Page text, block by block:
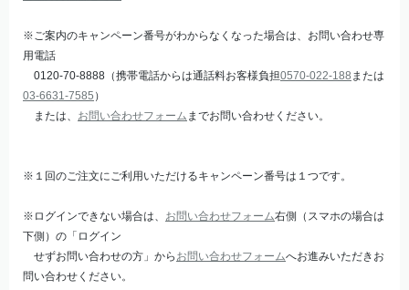
※ご案内のキャンペーン番号がわからなくなった場合は、お問い合わせ専
用電話
0120-70-8888（携帯電話からは通話料お客様負担0570-022-188 または
03-6631-7585 ）
または、 お問い合わせフォーム までお問い合わせください。
※１回のご注文にご利用いただけるキャンペーン番号は１つです。
※ログインできない場合は、 お問い合わせフォーム右側（スマホの場合は
下側）の「ログイン
せずお問い合わせの方」から お問い合わせフォームへお進みいただきお
問い合わせください。